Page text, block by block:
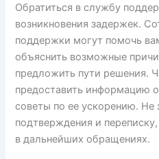
Обратиться в службу
возникновения задержек.
поддержки могут помочь
объяснить возможные
предложить пути решения.
предоставить информацию
советы по ее ускорению. Не
подтверждения и
в дальнейших обращениях.